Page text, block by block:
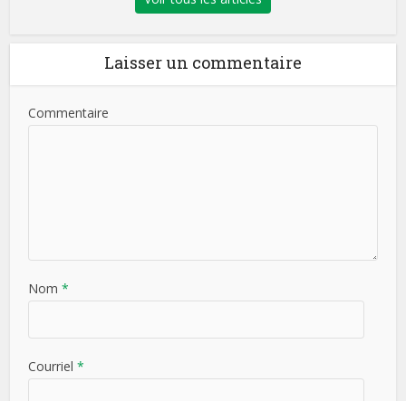
Laisser un commentaire
Commentaire
Nom*
Courriel*